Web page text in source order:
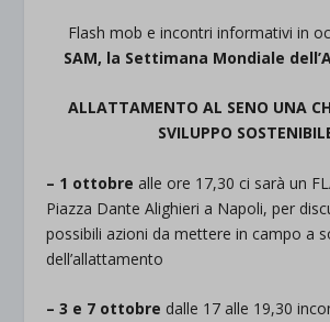
Flash mob e incontri informativi in
SAM, la Settimana Mondiale
ALLATTAMENTO AL SENO UNA
SVILUPPO
– 1 ottobre alle ore 17,30 ci sarà un
Piazza Dante Alighieri a Napoli, per
possibili azioni da mettere in campo a
dell’allattamento
– 3 e 7 ottobre dalle 17 alle 19,30